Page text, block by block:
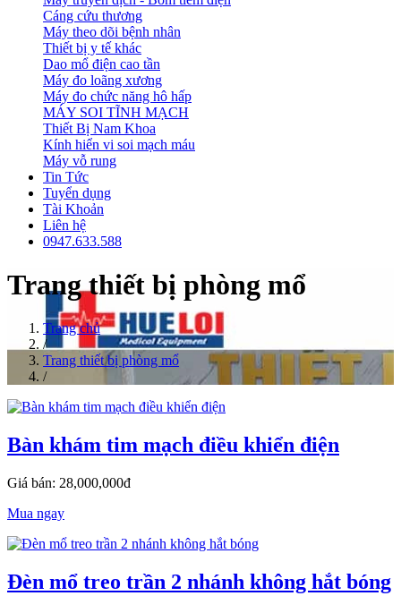
Cáng cứu thương
Máy theo dõi bệnh nhân
Thiết bị y tế khác
Dao mổ điện cao tần
Máy đo loãng xương
Máy đo chức năng hô hấp
MÁY SOI TĨNH MẠCH
Thiết Bị Nam Khoa
Kính hiển vi soi mạch máu
Máy vỗ rung
Tin Tức
Tuyển dụng
Tài Khoản
Liên hệ
0947.633.588
Trang thiết bị phòng mổ
Trang chủ
/
Trang thiết bị phòng mổ
/
Bàn khám tim mạch điều khiển điện
Giá bán: 28,000,000đ
Mua ngay
Đèn mổ treo trần 2 nhánh không hắt bóng